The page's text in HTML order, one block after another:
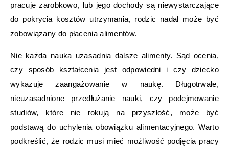
pracuje zarobkowo, lub jego dochody są niewystarczające
do pokrycia kosztów utrzymania, rodzic nadal może być
zobowiązany do płacenia alimentów.
Nie każda nauka uzasadnia dalsze alimenty. Sąd ocenia,
czy sposób kształcenia jest odpowiedni i czy dziecko
wykazuje zaangażowanie w naukę. Długotrwałe,
nieuzasadnione przedłużanie nauki, czy podejmowanie
studiów, które nie rokują na przyszłość, może być
podstawą do uchylenia obowiązku alimentacyjnego. Warto
podkreślić, że rodzic musi mieć możliwość podjęcia pracy